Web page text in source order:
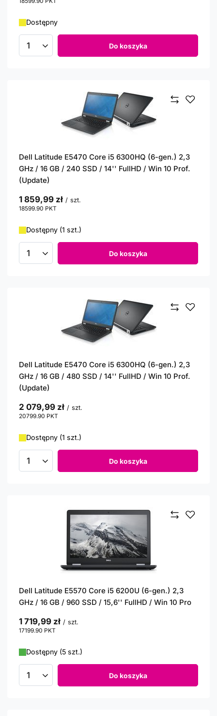
Dostępny
Ilość produktów Do koszyka
Dell Latitude E5470 Core i5 6300HQ (6-gen.) 2,3
GHz / 16 GB / 240 SSD / 14'' FullHD / Win 10 Prof.
(Update)
1 859,99 zł / szt.
18599.90 PKT
Dostępny (1 szt.)
Ilość produktów Do koszyka
Dell Latitude E5470 Core i5 6300HQ (6-gen.) 2,3
GHz / 16 GB / 480 SSD / 14'' FullHD / Win 10 Prof.
(Update)
2 079,99 zł / szt.
20799.90 PKT
Dostępny (1 szt.)
Ilość produktów Do koszyka
Dell Latitude E5570 Core i5 6200U (6-gen.) 2,3
GHz / 16 GB / 960 SSD / 15,6'' FullHD / Win 10 Pro
1 719,99 zł / szt.
17199.90 PKT
Dostępny (5 szt.)
Ilość produktów Do koszyka